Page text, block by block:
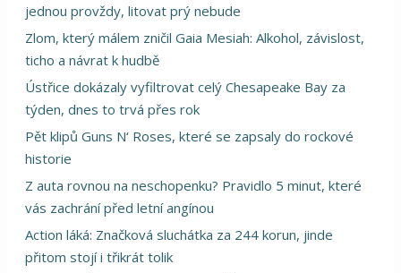
jednou provždy, litovat prý nebude
Zlom, který málem zničil Gaia Mesiah: Alkohol, závislost,
ticho a návrat k hudbě
Ústřice dokázaly vyfiltrovat celý Chesapeake Bay za
týden, dnes to trvá přes rok
Pět klipů Guns N‘ Roses, které se zapsaly do rockové
historie
Z auta rovnou na neschopenku? Pravidlo 5 minut, které
vás zachrání před letní angínou
Action láká: Značková sluchátka za 244 korun, jinde
přitom stojí i třikrát tolik